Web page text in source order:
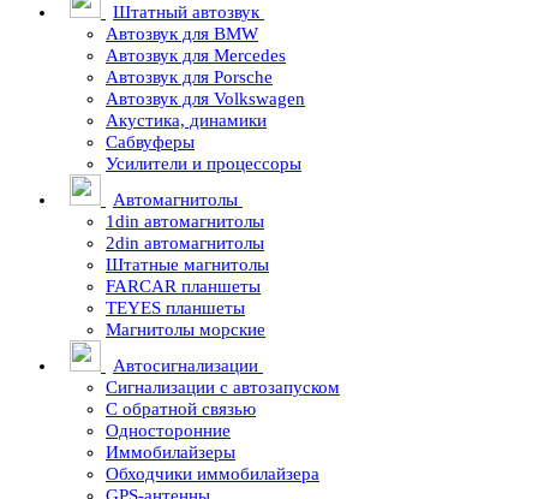
Штатный автозвук
Автозвук для BMW
Автозвук для Mercedes
Автозвук для Porsche
Автозвук для Volkswagen
Акустика, динамики
Сабвуферы
Усилители и процессоры
Автомагнитолы
1din автомагнитолы
2din автомагнитолы
Штатные магнитолы
FARCAR планшеты
TEYES планшеты
Магнитолы морские
Автосигнализации
Сигнализации с автозапуском
С обратной связью
Односторонние
Иммобилайзеры
Обходчики иммобилайзера
GPS-антенны